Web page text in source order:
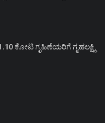
ಕೋಟಿ ಗೃಹಿಣೆಯರಿಗೆ ಗೃಹಲಕ್ಷ್ಮಿ